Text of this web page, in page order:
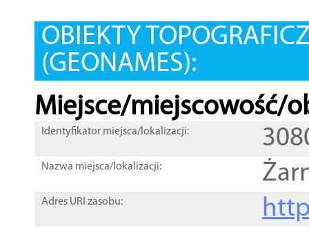
OBIEKTY
(GEONAMES):
Miejsce/miejscowość/
Identyfikator miejsca/lokalizacji:
Nazwa miejsca/lokalizacji:
Adres URI zasobu: